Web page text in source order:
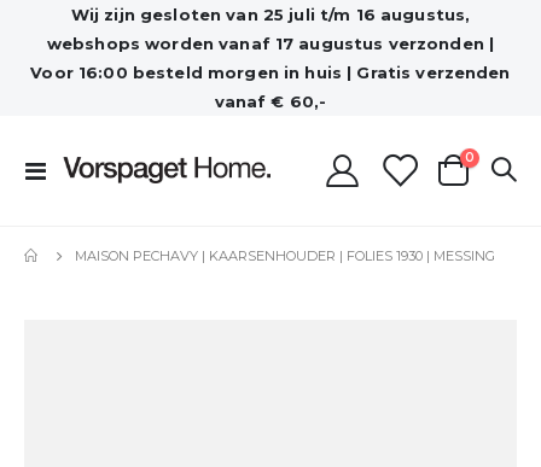
Wij zijn gesloten van 25 juli t/m 16 augustus,
webshops worden vanaf 17 augustus verzonden |
Voor 16:00 besteld morgen in huis | Gratis verzenden
vanaf € 60,-
Toggle
Cart
0producten
MAISON PECHAVY | KAARSENHOUDER | FOLIES 1930 | MESSING